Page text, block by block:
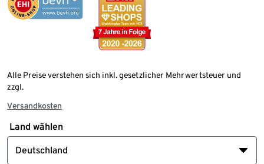
Alle Preise verstehen sich inkl. gesetzlicher Mehrwertsteuer und
zzgl.
Versandkosten
Land wählen
Deutschland